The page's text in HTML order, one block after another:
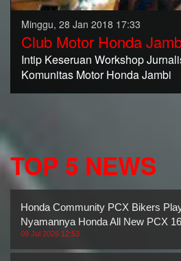
Minggu, 28 Jan 2018 17:33
Club Motor Honda
Intip Keseruan Workshop
Komunitas Motor Honda Jambi
TOP 5 NEWS
Honda Community PCX Bikers
Nyamannya Honda All New PCX
08 Jul 2026 12:53